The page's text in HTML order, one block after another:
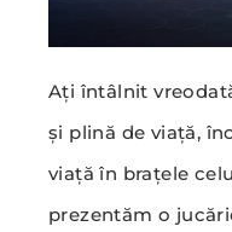
Ați întâlnit
și plină de viață,
viață în brațele
prezentăm o